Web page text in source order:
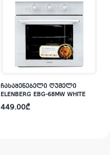
ჩასაშენებელი ღუმელი
ELENBERG EBG-68MW WHITE
449.00₾